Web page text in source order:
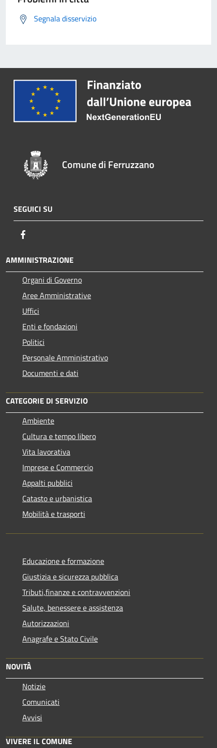
Segnala disservizio
Comune di Ferruzzano
SEGUICI SU
AMMINISTRAZIONE
Organi di Governo
Aree Amministrative
Uffici
Enti e fondazioni
Politici
Personale Amministrativo
Documenti e dati
CATEGORIE DI SERVIZIO
Ambiente
Cultura e tempo libero
Vita lavorativa
Imprese e Commercio
Appalti pubblici
Catasto e urbanistica
Mobilità e trasporti
Educazione e formazione
Giustizia e sicurezza pubblica
Tributi,finanze e contravvenzioni
Salute, benessere e assistenza
Autorizzazioni
Anagrafe e Stato Civile
NOVITÀ
Notizie
Comunicati
Avvisi
VIVERE IL COMUNE